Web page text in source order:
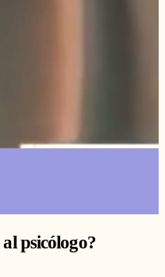
psicólogo?